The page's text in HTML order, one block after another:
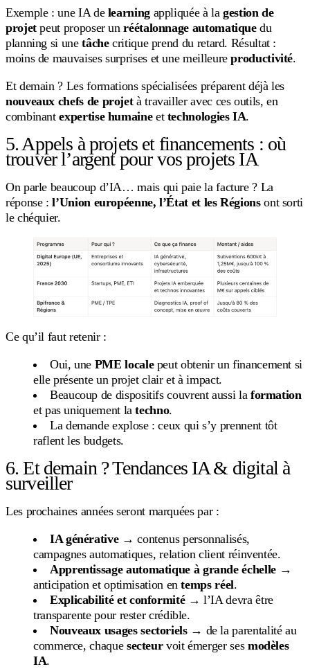
Exemple : une IA de learningappliquée à lagestion de
projetpeut proposer unréétalonnage automatiquedu
planning si unetâchecritique prend du retard. Résultat :
moins de mauvaises surprises et une meilleureproductivité.
Et demain ? Les formations spécialisées préparent déjà les
nouveaux chefs de projetà travailler avec ces outils, en
combinantexpertise humaineet technologies IA.
5. Appels à projets et financements : où
trouver l’argent pour vos projets IA
On parle beaucoup d’IA… mais qui paie la facture ? La
réponse :l’Union européenne, l’État et les Régionsont sorti
le chéquier.
Ce qu’il faut retenir :
Oui, une PME localepeut obtenir un financement si
elle présente un projet clair et à impact.
Beaucoup de dispositifs couvrent aussi la formation
et pas uniquement latechno.
La demande explose : ceux qui s’y prennent tôt
raflent les budgets.
6. Et demain ? Tendances IA & digital à
surveiller
Les prochaines années seront marquées par :
IA générative→ contenus personnalisés,
campagnes automatiques, relation client réinventée.
Apprentissage automatique à grande échelle→
anticipation et optimisation entemps réel.
Explicabilité et conformité→ l’IA devra être
transparente pour rester crédible.
Nouveaux usages sectoriels→ de la parentalité au
commerce, chaque secteurvoit émerger ses modèles
IA.